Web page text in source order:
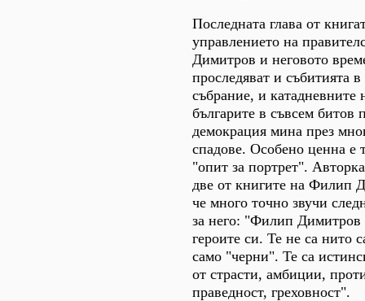
Последната глава от
управлението на
Димитров и неговото
проследяват и събитията
събрание, и катадневните
българите в съвсем битов
демокрация мина през
спадове. Особено ценна е
"опит за портрет".
две от книгите на Филип
че много точно звучи
за него: "Филип Димитров
героите си. Те не са нито
само "черни". Те са
от страсти, амбиции,
праведност, греховност".